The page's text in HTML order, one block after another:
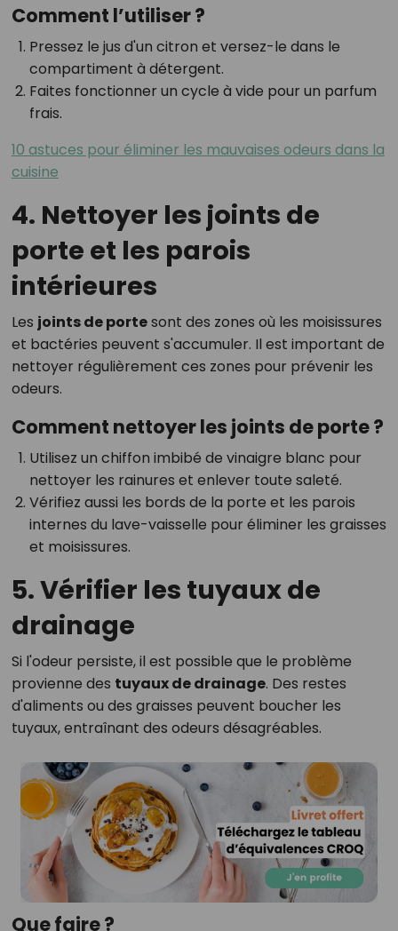
Comment l’utiliser ?
Pressez le jus d'un citron et versez-le dans le
compartiment à détergent.
Faites fonctionner un cycle à vide pour un parfum
frais.
10 astuces pour éliminer les mauvaises odeurs dans la
cuisine
4. Nettoyer les joints de
porte et les parois
intérieures
Les joints de portesont des zones où les moisissures
et bactéries peuvent s'accumuler. Il est important de
nettoyer régulièrement ces zones pour prévenir les
odeurs.
Comment nettoyer les joints de porte ?
Utilisez un chiffon imbibé de vinaigre blanc pour
nettoyer les rainures et enlever toute saleté.
Vérifiez aussi les bords de la porte et les parois
internes du lave-vaisselle pour éliminer les graisses
et moisissures.
5. Vérifier les tuyaux de
drainage
Si l'odeur persiste, il est possible que le problème
provienne des tuyaux de drainage. Des restes
d'aliments ou des graisses peuvent boucher les
tuyaux, entraînant des odeurs désagréables.
Que faire ?